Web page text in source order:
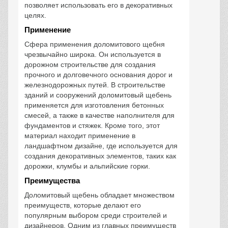
позволяет использовать его в декоративных
целях.
Применение
Сфера применения доломитового щебня
чрезвычайно широка. Он используется в
дорожном строительстве для создания
прочного и долговечного основания дорог и
железнодорожных путей. В строительстве
зданий и сооружений доломитовый щебень
применяется для изготовления бетонных
смесей, а также в качестве наполнителя для
фундаментов и стяжек. Кроме того, этот
материал находит применение в
ландшафтном дизайне, где используется для
создания декоративных элементов, таких как
дорожки, клумбы и альпийские горки.
Преимущества
Доломитовый щебень обладает множеством
преимуществ, которые делают его
популярным выбором среди строителей и
дизайнеров. Одним из главных преимуществ